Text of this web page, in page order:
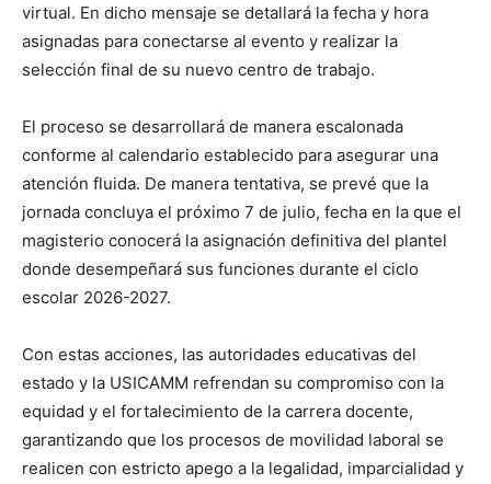
virtual. En dicho mensaje se detallará la fecha y hora
asignadas para conectarse al evento y realizar la
selección final de su nuevo centro de trabajo.
El proceso se desarrollará de manera escalonada
conforme al calendario establecido para asegurar una
atención fluida. De manera tentativa, se prevé que la
jornada concluya el próximo 7 de julio, fecha en la que el
magisterio conocerá la asignación definitiva del plantel
donde desempeñará sus funciones durante el ciclo
escolar 2026-2027.
Con estas acciones, las autoridades educativas del
estado y la USICAMM refrendan su compromiso con la
equidad y el fortalecimiento de la carrera docente,
garantizando que los procesos de movilidad laboral se
realicen con estricto apego a la legalidad, imparcialidad y